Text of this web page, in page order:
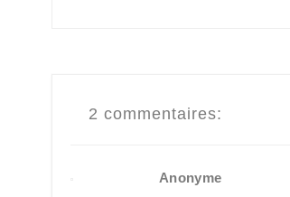
2 commentaires:
Anonyme